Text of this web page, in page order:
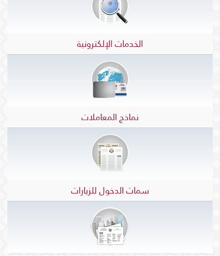
الخدمات الإلكترونية
نماذج المعاملات
سمات الدخول للزيارات